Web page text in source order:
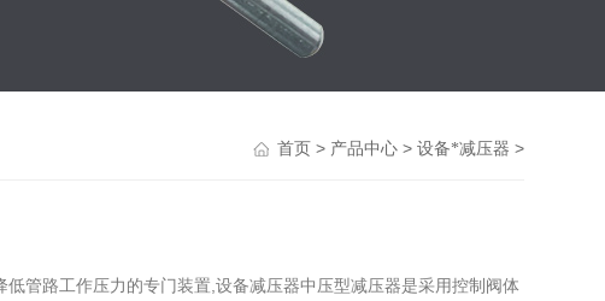
首页> 产品中心> 设备*减压器 >
管路工作压力的专门装置,设备减压器中压型减压器是采用控制阀体